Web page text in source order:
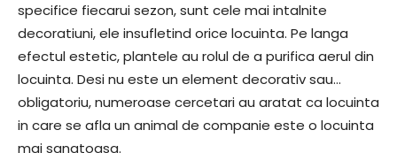
specifice fiecarui sezon, sunt cele mai intalnite
decoratiuni, ele insufletind orice locuinta. Pe langa
efectul estetic, plantele au rolul de a purifica aerul din
locuinta. Desi nu este un element decorativ sau…
obligatoriu, numeroase cercetari au aratat ca locuinta
in care se afla un animal de companie este o locuinta
mai sanatoasa.